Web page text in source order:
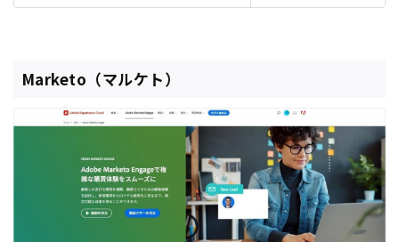
Marketo（マルケト）